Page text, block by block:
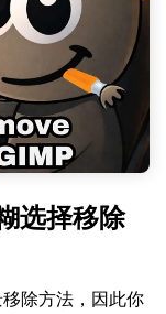
选择移除
除方法，因此你